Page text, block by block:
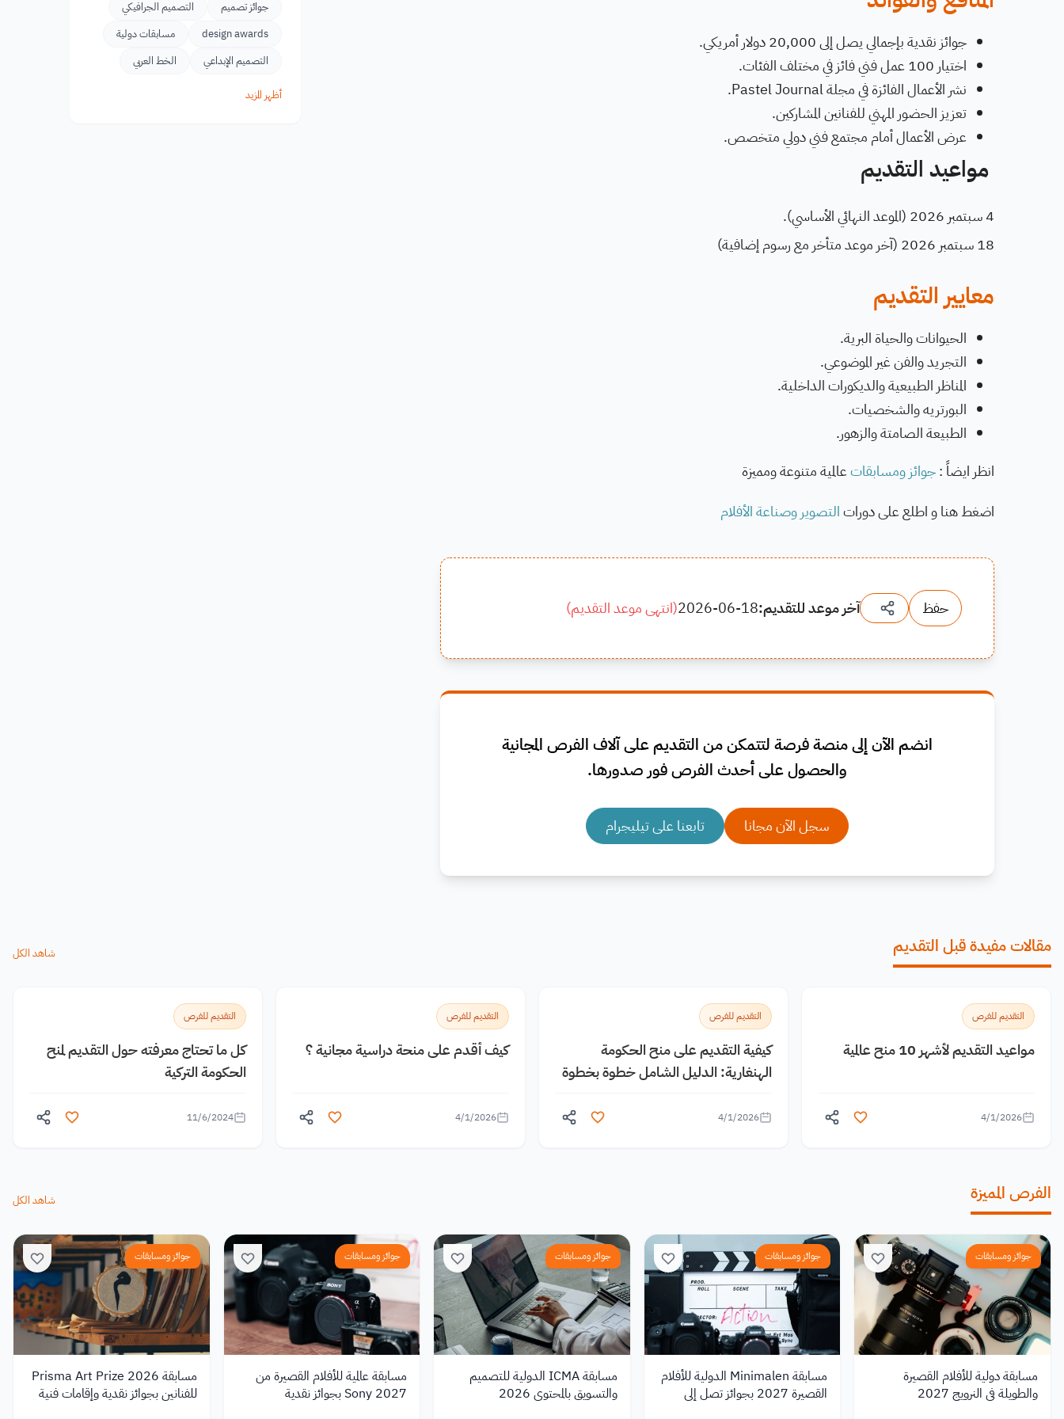
جوائز نقدية بإجمالي يصل إلى 20,000 دولار أمريكي.
اختيار 100 عمل فني فائز في مختلف الفئات.
نشر الأعمال الفائزة في مجلة Pastel Journal.
تعزيز الحضور المهني للفنانين المشاركين.
عرض الأعمال أمام مجتمع فني دولي متخصص.
مواعيد التقديم
4 سبتمبر 2026 (الموعد النهائي الأساسي).
18 سبتمبر 2026 (آخر موعد متأخر مع رسوم إضافية)
معايير التقديم
الحيوانات والحياة البرية.
التجريد والفن غير الموضوعي.
المناظر الطبيعية والديكورات الداخلية.
البورتريه والشخصيات.
الطبيعة الصامتة والزهور.
انظر ايضاً :جوائز ومسابقاتعالمية متنوعة ومميزة
اضغط هنا و اطلع على دوراتالتصوير وصناعة الأفلام
حفظ آخر موعد للتقديم:2026-06-18
(انتهى موعد التقديم)
انضم الآن إلى منصة فرصة لتتمكن من التقديم على آلاف الفرص المجانية
والحصول على أحدث الفرص فور صدورها.
سجل الآن مجانا تابعنا على تيليجرام
جوائز تصميم
التصميم الجرافيكي
design awards
مسابقات دولية
التصميم الإبداعي
الخط العربي
أظهر المزيد
مقالات مفيدة قبل التقديم شاهد الكل
التقديم للفرص
مواعيد التقديم لأشهر 10 منح عالمية
4/1/2026
التقديم للفرص
كيفية التقديم على منح الحكومة
الهنغارية: الدليل الشامل خطوة بخطوة
4/1/2026
التقديم للفرص
كيف أقدم على منحة دراسية مجانية ؟
4/1/2026
التقديم للفرص
كل ما تحتاج معرفته حول التقديم لمنح
الحكومة التركية
11/6/2024
الفرص المميزة شاهد الكل
جوائز ومسابقات
مسابقة دولية للأفلام القصيرة
والطويلة في النرويج 2027
جوائز ومسابقات
مسابقة Minimalen الدولية للأفلام
القصيرة 2027 بجوائز تصل إلى
جوائز ومسابقات
مسابقة ICMA الدولية للتصميم
والتسويق بالمحتوى 2026
جوائز ومسابقات
مسابقة عالمية للأفلام القصيرة من
Sony 2027 بجوائز نقدية
جوائز ومسابقات
مسابقة Prisma Art Prize 2026
للفنانين بجوائز نقدية وإقامات فنية